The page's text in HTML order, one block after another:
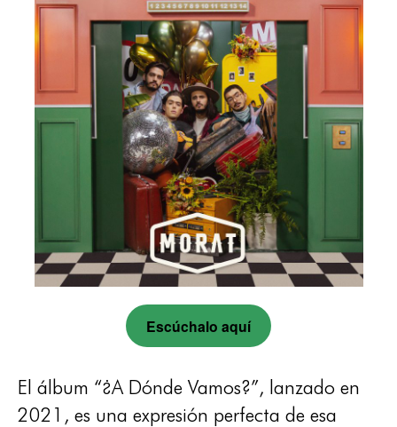
Escúchalo aquí
El álbum “¿A Dónde Vamos?”, lanzado en
2021, es una expresión perfecta de esa